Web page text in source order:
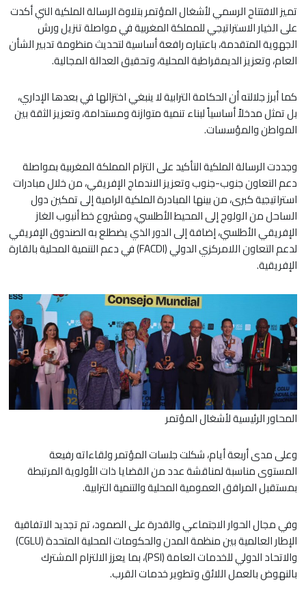
تميز الافتتاح الرسمي لأشغال المؤتمر بتلاوة الرسالة الملكية التي أكدت
على الخيار الاستراتيجي للمملكة المغربية في مواصلة تنزيل ورش
الجهوية المتقدمة، باعتباره رافعة أساسية لتحديث منظومة تدبير الشأن
العام، وتعزيز الديمقراطية المحلية، وتحقيق العدالة المجالية.
كما أبرز جلالته أن الحكامة الترابية لا ينبغي اختزالها في بعدها الإداري،
بل تمثل مدخلاً أساسياً لبناء تنمية متوازنة ومستدامة، وتعزيز الثقة بين
المواطن والمؤسسات.
وجددت الرسالة الملكية التأكيد على التزام المملكة المغربية بمواصلة
دعم التعاون جنوب-جنوب وتعزيز الاندماج الإفريقي، من خلال مبادرات
استراتيجية كبرى، من بينها المبادرة الملكية الرامية إلى تمكين دول
الساحل من الولوج إلى المحيط الأطلسي، ومشروع خط أنبوب الغاز
الإفريقي الأطلسي، إضافة إلى الدور الذي يضطلع به الصندوق الإفريقي
لدعم التعاون اللامركزي الدولي (FACDI) في دعم التنمية المحلية بالقارة
الإفريقية.
المحاور الرئيسية لأشغال المؤتمر
وعلى مدى أربعة أيام، شكلت جلسات المؤتمر ولقاءاته رفيعة
المستوى مناسبة لمناقشة عدد من القضايا ذات الأولوية المرتبطة
بمستقبل المرافق العمومية المحلية والتنمية الترابية.
وفي مجال الحوار الاجتماعي والقدرة على الصمود، تم تجديد الاتفاقية
الإطار العالمية بين منظمة المدن والحكومات المحلية المتحدة (CGLU)
والاتحاد الدولي للخدمات العامة (PSI)، بما يعزز الالتزام المشترك
بالنهوض بالعمل اللائق وتطوير خدمات القرب.